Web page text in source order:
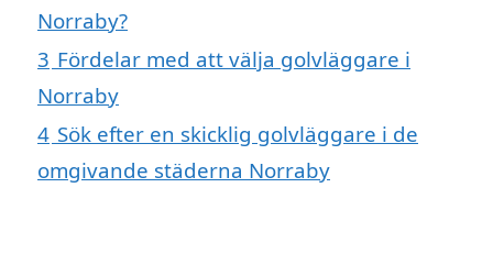
Norraby?
3 Fördelar med att välja golvläggare i
Norraby
4 Sök efter en skicklig golvläggare i de
omgivande städerna Norraby